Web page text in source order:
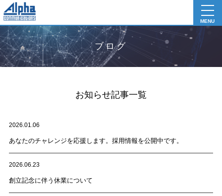
MENU
ブログ
お知らせ記事一覧
2026.01.06
あなたのチャレンジを応援します。採用情報を公開中です。
2026.06.23
創立記念に伴う休業について